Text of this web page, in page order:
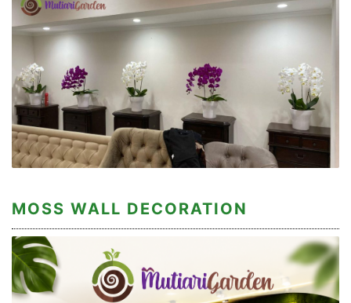
MOSS WALL DECORATION